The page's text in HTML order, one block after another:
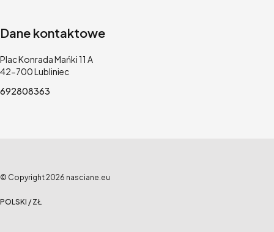
Dane kontaktowe
Adres:
Plac Konrada Mańki 11 A
42-700 Lubliniec
692808363
© Copyright 2026 nasciane.eu
POLSKI / ZŁ